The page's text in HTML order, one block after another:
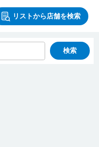
リストから店舗を検索
検索